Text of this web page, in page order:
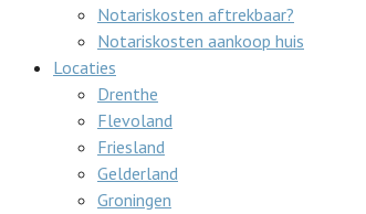
Notariskosten aftrekbaar?
Notariskosten aankoop huis
Locaties
Drenthe
Flevoland
Friesland
Gelderland
Groningen